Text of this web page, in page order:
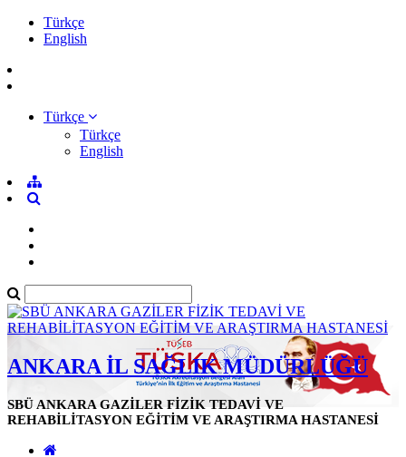
Türkçe
English
Türkçe
Türkçe
English
ANKARA İL SAĞLIK MÜDÜRLÜĞÜ
SBÜ ANKARA GAZİLER FİZİK TEDAVİ VE
REHABİLİTASYON EĞİTİM VE ARAŞTIRMA HASTANESİ